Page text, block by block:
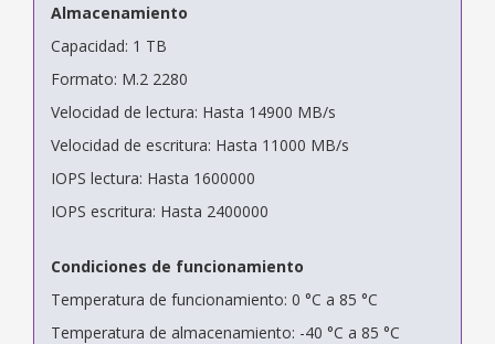
Almacenamiento
Capacidad: 1 TB
Formato: M.2 2280
Velocidad de lectura: Hasta 14900 MB/s
Velocidad de escritura: Hasta 11000 MB/s
IOPS lectura: Hasta 1600000
IOPS escritura: Hasta 2400000
Condiciones de funcionamiento
Temperatura de funcionamiento: 0 °C a 85 °C
Temperatura de almacenamiento: -40 °C a 85 °C